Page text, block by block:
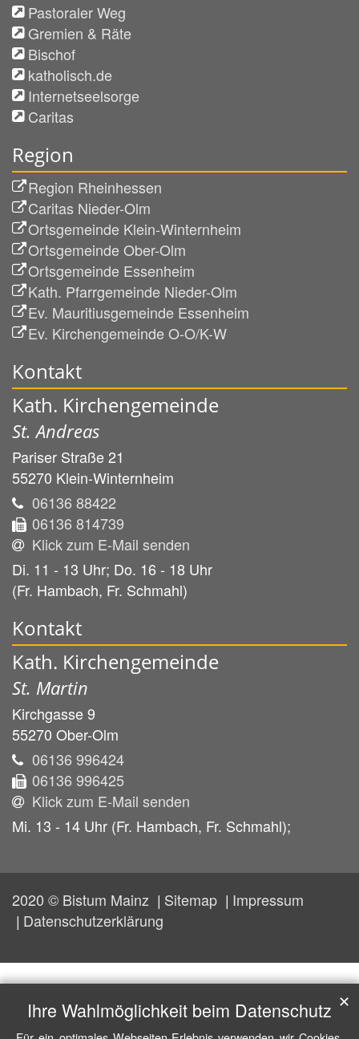
Pastoraler Weg
Gremien & Räte
Bischof
katholisch.de
Internetseelsorge
Caritas
Region
Region Rheinhessen
Caritas Nieder-Olm
Ortsgemeinde Klein-Winternheim
Ortsgemeinde Ober-Olm
Ortsgemeinde Essenheim
Kath. Pfarrgemeinde Nieder-Olm
Ev. Mauritiusgemeinde Essenheim
Ev. Kirchengemeinde O-O/K-W
Kontakt
Kath. Kirchengemeinde
St. Andreas
Pariser Straße 21
55270 Klein-Winternheim
06136 88422
06136 814739
Klick zum E-Mail senden
Di. 11 - 13 Uhr; Do. 16 - 18 Uhr
(Fr. Hambach, Fr. Schmahl)
Kontakt
Kath. Kirchengemeinde
St. Martin
Kirchgasse 9
55270 Ober-Olm
06136 996424
06136 996425
Klick zum E-Mail senden
Mi. 13 - 14 Uhr (Fr. Hambach, Fr. Schmahl);
2020 © Bistum Mainz Sitemap
Impressum
Datenschutzerklärung
Ihre Wahlmöglichkeit beim Datenschutz ✕